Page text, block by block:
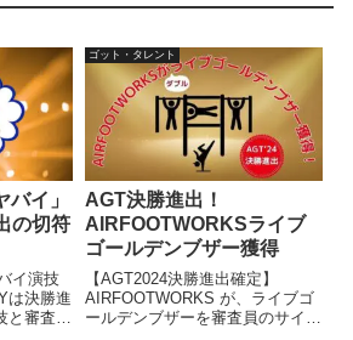
イ」
の切符
イ演技
は決勝進
審査員
ゴット・タレント
AGT決勝進出！
AIRFOOTWORKSライブ
ゴールデンブザー獲得
【AGT2024決勝進出確定】
AIRFOOTWORKS が、ライブゴ
ールデンブザーを審査員のサイモ